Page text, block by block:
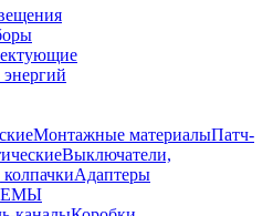
Монтажные материалыПатч-
Выключатели,
Адаптеры